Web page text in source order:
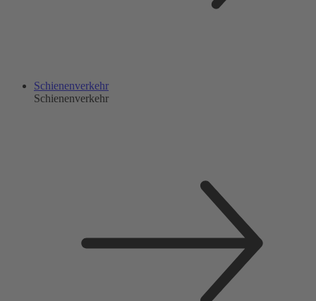
Schienenverkehr
Schienenverkehr